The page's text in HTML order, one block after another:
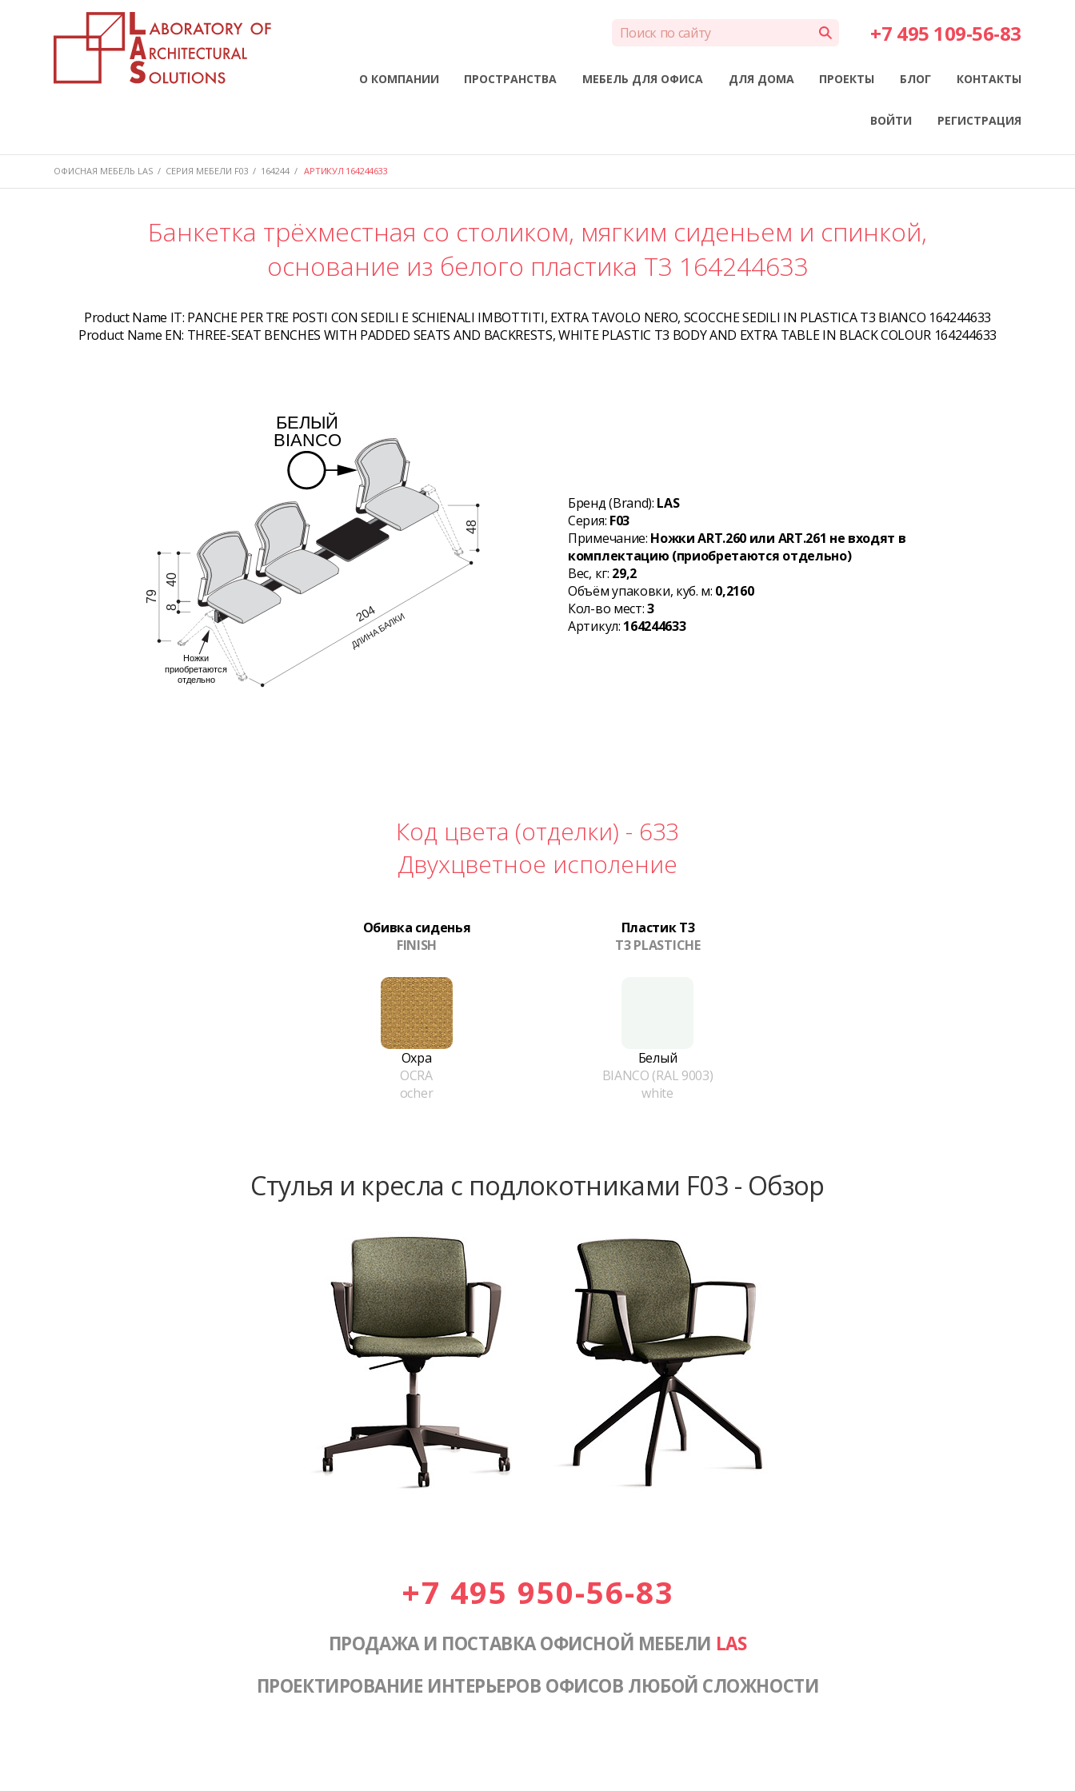
+7 495 109-56-83
О КОМПАНИИ ПРОСТРАНСТВА МЕБЕЛЬ ДЛЯ ОФИСА ДЛЯ ДОМА ПРОЕКТЫ БЛОГ КОНТАКТЫ
ВОЙТИ РЕГИСТРАЦИЯ
ОФИСНАЯ МЕБЕЛЬ LAS / СЕРИЯ МЕБЕЛИ F03 / 164244 / АРТИКУЛ 164244633
Банкетка трёхместная со столиком, мягким сиденьем и спинкой,
основание из белого пластика T3 164244633
Product Name IT: PANCHE PER TRE POSTI CON SEDILI E SCHIENALI IMBOTTITI, EXTRA TAVOLO NERO, SCOCCHE SEDILI IN PLASTICA T3 BIANCO 164244633
Product Name EN: THREE-SEAT BENCHES WITH PADDED SEATS AND BACKRESTS, WHITE PLASTIC T3 BODY AND EXTRA TABLE IN BLACK COLOUR 164244633
Бренд (Brand): LAS
Серия: F03
Примечание: Ножки ART.260 или ART.261 не входят в
комплектацию (приобретаются отдельно)
Вес, кг: 29,2
Объём упаковки, куб. м: 0,2160
Кол-во мест:3
Артикул: 164244633
Код цвета (отделки) - 633
Двухцветное исполение
Обивка сиденья
FINISH
Пластик T3
T3 PLASTICHE
Охра
OCRA
ocher
Белый
BIANCO (RAL 9003)
white
Стулья и кресла с подлокотниками F03 - Обзор
+7 495 950-56-83
ПРОДАЖА И ПОСТАВКА ОФИСНОЙ МЕБЕЛИ LAS
ПРОЕКТИРОВАНИЕ ИНТЕРЬЕРОВ ОФИСОВ ЛЮБОЙ СЛОЖНОСТИ